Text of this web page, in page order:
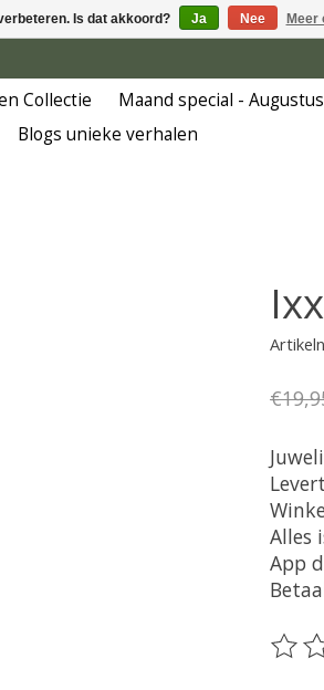
Collectie Maand special - Augustus
Blogs unieke verhalen
Alles
App
De
Is dat akkoord? Ja Nee Meer